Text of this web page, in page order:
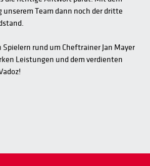
Team dann noch der dritte
rund um Cheftrainer Jan Mayer
Leistungen und dem verdienten